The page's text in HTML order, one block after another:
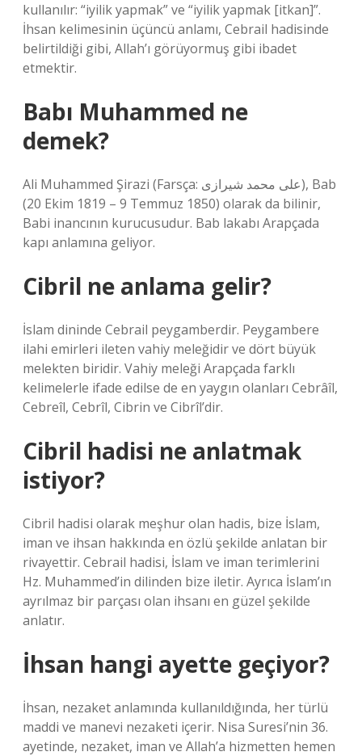
kullanılır: “iyilik yapmak” ve “iyilik yapmak [itkan]”.
İhsan kelimesinin üçüncü anlamı, Cebrail hadisinde
belirtildiği gibi, Allah’ı görüyormuş gibi ibadet
etmektir.
Babı Muhammed ne
demek?
Ali Muhammed Şirazi (Farsça: علی ‌محمد شیرازی‎), Bab
(20 Ekim 1819 – 9 Temmuz 1850) olarak da bilinir,
Babi inancının kurucusudur. Bab lakabı Arapçada
kapı anlamına geliyor.
Cibril ne anlama gelir?
İslam dininde Cebrail peygamberdir. Peygambere
ilahi emirleri ileten vahiy meleğidir ve dört büyük
melekten biridir. Vahiy meleği Arapçada farklı
kelimelerle ifade edilse de en yaygın olanları Cebrâîl,
Cebreîl, Cebrîl, Cibrin ve Cibrîl’dir.
Cibril hadisi ne anlatmak
istiyor?
Cibril hadisi olarak meşhur olan hadis, bize İslam,
iman ve ihsan hakkında en özlü şekilde anlatan bir
rivayettir. Cebrail hadisi, İslam ve iman terimlerini
Hz. Muhammed’in dilinden bize iletir. Ayrıca İslam’ın
ayrılmaz bir parçası olan ihsanı en güzel şekilde
anlatır.
İhsan hangi ayette geçiyor?
İhsan, nezaket anlamında kullanıldığında, her türlü
maddi ve manevi nezaketi içerir. Nisa Suresi’nin 36.
ayetinde, nezaket, iman ve Allah’a hizmetten hemen